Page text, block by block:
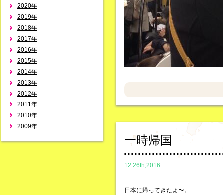
2020年
2019年
2018年
2017年
2016年
2015年
2014年
2013年
2012年
2011年
2010年
2009年
一時帰国
12.26th,2016
日本に帰ってきたよ〜。